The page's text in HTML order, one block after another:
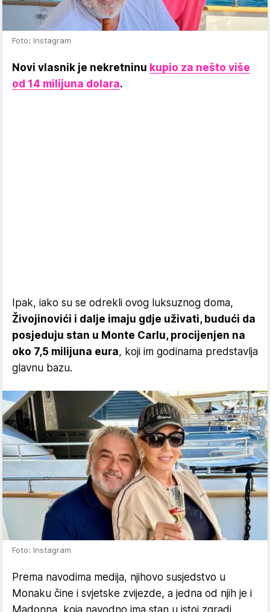
Foto: Instagram
Novi vlasnik je nekretninu kupio za nešto više
od 14 milijuna dolara.
Ipak, iako su se odrekli ovog luksuznog doma,
Živojinovići i dalje imaju gdje uživati, budući da
posjeduju stan u Monte Carlu, procijenjen na
oko 7,5 milijuna eura, koji im godinama predstavlja
glavnu bazu.
Foto: Instagram
Prema navodima medija, njihovo susjedstvo u
Monaku čine i svjetske zvijezde, a jedna od njih je i
Madonna, koja navodno ima stan u istoj zgradi,